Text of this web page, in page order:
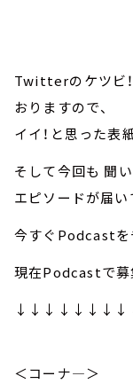
Twitterのケツビ
おりますので、
イイ！と思った表
そして今回も 聞
エピソードが届い
今すぐPodcastを
現在Podcastで募
＜コーナ—＞